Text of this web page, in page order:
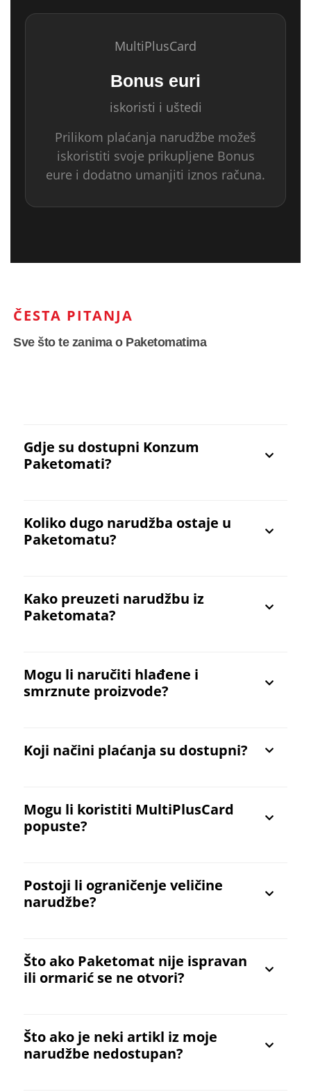
MultiPlusCard
Bonus euri
iskoristi i uštedi
Prilikom plaćanja narudžbe možeš
iskoristiti svoje prikupljene Bonus
eure i dodatno umanjiti iznos računa.
ČESTA PITANJA
Sve što te zanima o Paketomatima
Gdje su dostupni Konzum
Paketomati?
Koliko dugo narudžba ostaje u
Paketomatu?
Kako preuzeti narudžbu iz
Paketomata?
Mogu li naručiti hlađene i
smrznute proizvode?
Koji načini plaćanja su dostupni?
Mogu li koristiti MultiPlusCard
popuste?
Postoji li ograničenje veličine
narudžbe?
Što ako Paketomat nije ispravan
ili ormarić se ne otvori?
Što ako je neki artikl iz moje
narudžbe nedostupan?